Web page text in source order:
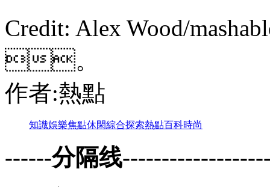
Credit: Alex Wood/
。
作者:熱點
知識娛樂焦點休閑綜合探索熱點百科時尚
------分隔线